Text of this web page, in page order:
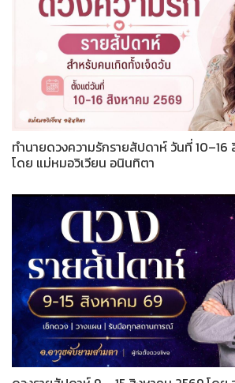
ทำนายดวงความรักรายสัปดาห์ วันที่ 10–16
โดย แม่หมอวิเวียน อนินทิตา